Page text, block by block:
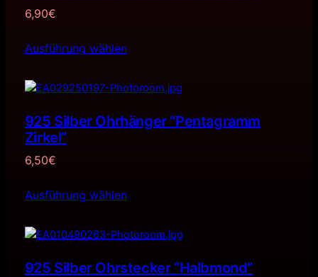
6,90€
Ausführung wählen
925 Silber Ohrhänger “Pentagramm
Zirkel”
6,50€
Ausführung wählen
925 Silber Ohrstecker “Halbmond”